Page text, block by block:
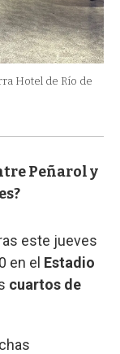
Hotel de Río de
Peñarol y
este jueves
en el Estadio
cuartos de